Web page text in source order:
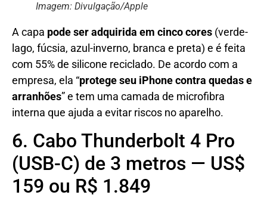
Imagem: Divulgação/Apple
A capa pode ser adquirida em cinco cores (verde-
lago, fúcsia, azul-inverno, branca e preta) e é feita
com 55% de silicone reciclado. De acordo com a
empresa, ela “protege seu iPhone contra quedas e
arranhões” e tem uma camada de microfibra
interna que ajuda a evitar riscos no aparelho.
6. Cabo Thunderbolt 4 Pro
(USB-C) de 3 metros — US$
159 ou R$ 1.849